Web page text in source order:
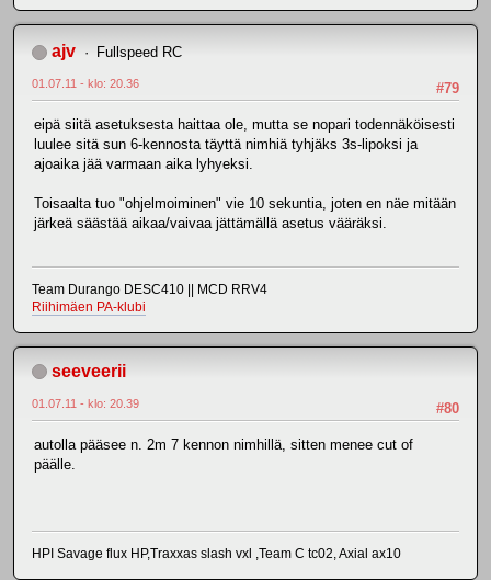
ajv Fullspeed RC
#79
01.07.11 - klo: 20.36
eipä siitä asetuksesta haittaa ole, mutta se nopari todennäköisesti
luulee sitä sun 6-kennosta täyttä nimhiä tyhjäks 3s-lipoksi ja
ajoaika jää varmaan aika lyhyeksi.
Toisaalta tuo "ohjelmoiminen" vie 10 sekuntia, joten en näe mitään
järkeä säästää aikaa/vaivaa jättämällä asetus vääräksi.
Team Durango DESC410 || MCD RRV4
Riihimäen PA-klubi
seeveerii
#80
01.07.11 - klo: 20.39
autolla pääsee n. 2m 7 kennon nimhillä, sitten menee cut of
päälle.
HPI Savage flux HP,Traxxas slash vxl ,Team C tc02, Axial ax10